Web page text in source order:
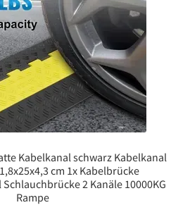
Kabelkanal schwarz Kabelkanal
cm 1x Kabelbrücke
2 Kanäle 10000KG
Rampe